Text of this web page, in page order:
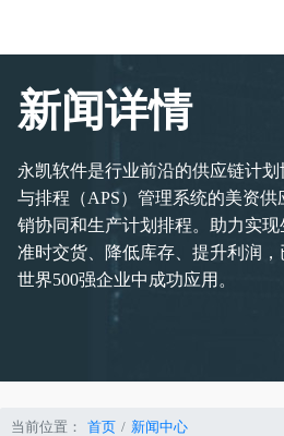
新闻详情
永凯软件是行业前沿的供应链计划
与排程（APS）管理系统的美资
销协同和生产计划排程。助力实现
准时交货、降低库存、提升利润
世界500强企业中成功应用。
当前位置： 首页
新闻中心